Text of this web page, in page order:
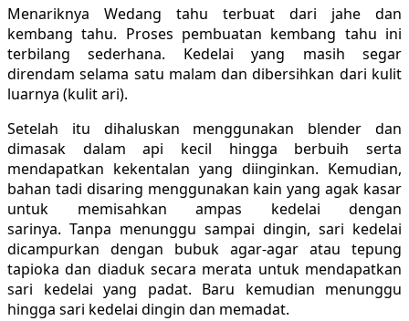
Menariknya Wedang tahu terbuat dari jahe dan
kembang tahu. Proses pembuatan kembang tahu ini
terbilang sederhana. Kedelai yang masih segar
direndam selama satu malam dan dibersihkan dari kulit
luarnya (kulit ari).
Setelah itu dihaluskan menggunakan blender dan
dimasak dalam api kecil hingga berbuih serta
mendapatkan kekentalan yang diinginkan. Kemudian,
bahan tadi disaring menggunakan kain yang agak kasar
untuk memisahkan ampas kedelai dengan
sarinya. Tanpa menunggu sampai dingin, sari kedelai
dicampurkan dengan bubuk agar-agar atau tepung
tapioka dan diaduk secara merata untuk mendapatkan
sari kedelai yang padat. Baru kemudian menunggu
hingga sari kedelai dingin dan memadat.